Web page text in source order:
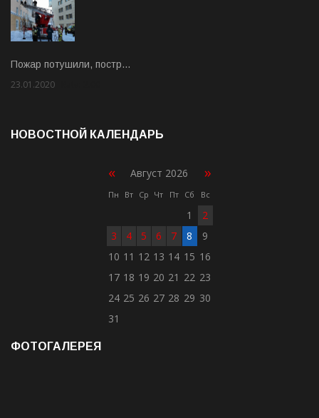
Пожар потушили, постр…
23.01.2020
НОВОСТНОЙ КАЛЕНДАРЬ
« Август 2026 »
Пн Вт Ср Чт Пт Сб Вс
1
2
3
4 5 6 7 8
9
10 11 12 13 14 15 16
17 18 19 20 21 22 23
24 25 26 27 28 29 30
31
ФОТОГАЛЕРЕЯ